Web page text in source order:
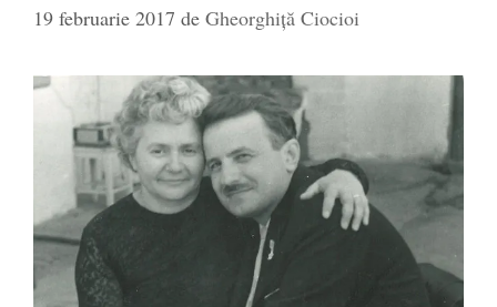
19 februarie 2017 de Gheorghiţă Ciocioi